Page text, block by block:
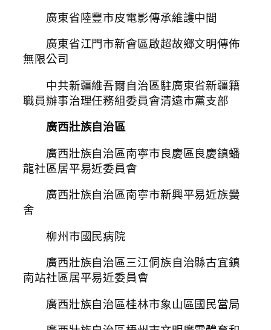
廣東省陸豐市皮電影傳承維護中間
廣東省江門市新會區啟超故鄉文明傳佈
無限公司
中共新疆維吾爾自治區駐廣東省新疆籍
職員辦事治理任務組委員會清遠市黨支部
廣西壯族自治區
廣西壯族自治區南寧市良慶區良慶鎮蟠
龍社區居平易近委員會
廣西壯族自治區南寧市新興平易近族黌
舍
柳州市國民病院
廣西壯族自治區三江侗族自治縣古宜鎮
南站社區居平易近委員會
廣西壯族自治區桂林市象山區國民當局